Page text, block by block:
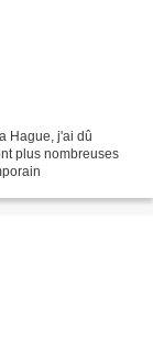
Hague, j'ai dû
plus nombreuses